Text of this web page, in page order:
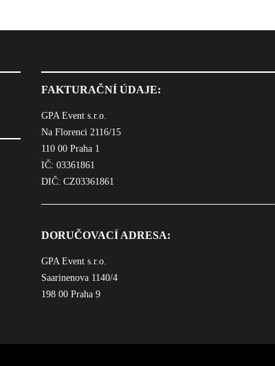
FAKTURAČNÍ ÚDAJE:
GPA Event s.r.o.
Na Florenci 2116/15
110 00 Praha 1
IČ: 03361861
DIČ: CZ03361861
DORUČOVACÍ ADRESA:
GPA Event s.r.o.
Saarinenova 1140/4
198 00 Praha 9